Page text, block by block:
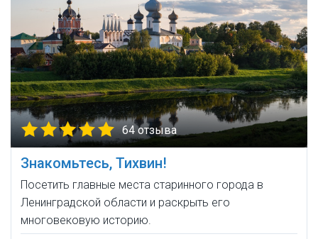
64 отзыва
Знакомьтесь, Тихвин!
Посетить главные места старинного города в
Ленинградской области и раскрыть его
многовековую историю.